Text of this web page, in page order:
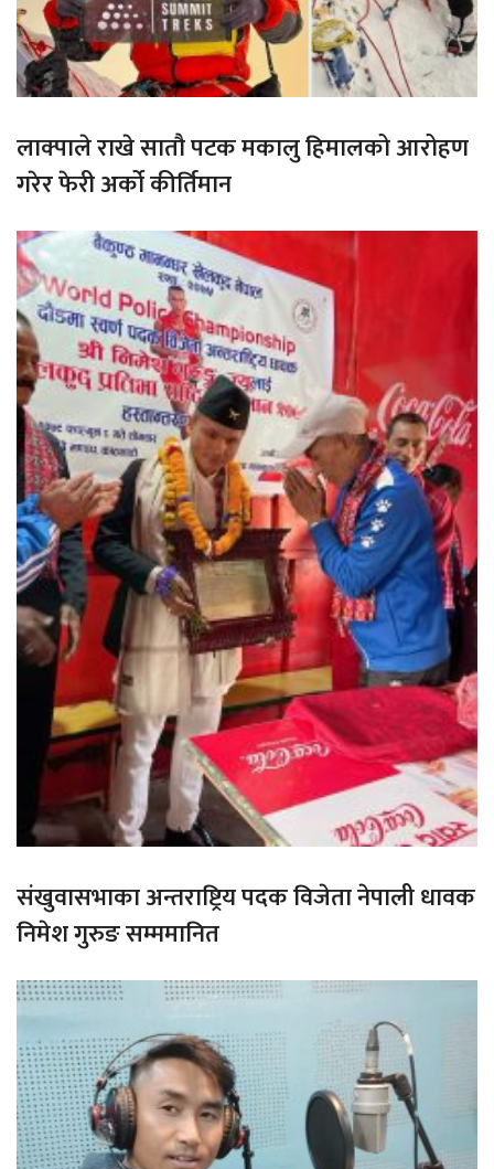
लाक्पाले राखे सातौ पटक मकालु हिमालको आरोहण
गरेर फेरी अर्को कीर्तिमान
संखुवासभाका अन्तराष्ट्रिय पदक विजेता नेपाली धावक
निमेश गुरुङ सम्ममानित